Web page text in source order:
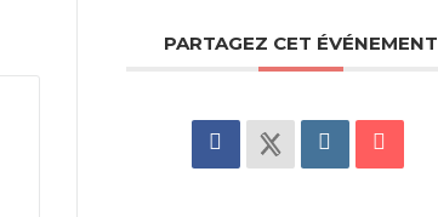
PARTAGEZ CET ÉVÉNEMENT